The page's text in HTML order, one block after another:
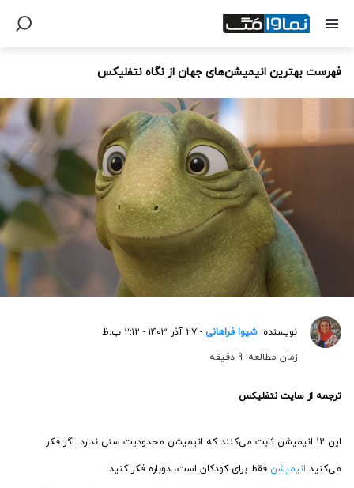
فهرست بهترین انیمیشن‌های جهان از نگاه نتفلیکس
نویسنده: شیوا فراهانی - ۲۷ آذر ۱۴۰۳ - ۲:۱۲ ب.ظ
زمان مطالعه: 9 دقیقه
ترجمه از سایت نتفلیکس
این 12 انیمیشن ثابت می‌کنند که انیمیشن محدودیت سنی ندارد. اگر فکر
می‌کنید انیمیشن فقط برای کودکان است، دوباره فکر کنید.